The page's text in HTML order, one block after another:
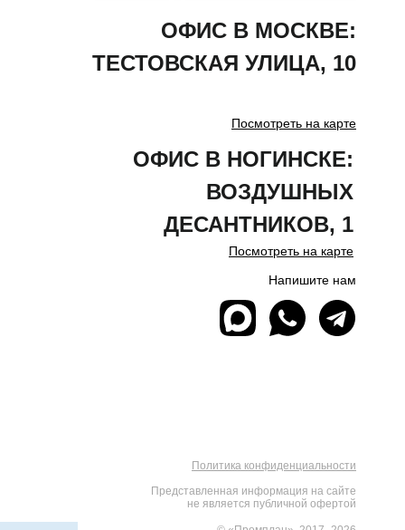
ОФИС В МОСКВЕ:
ТЕСТОВСКАЯ УЛИЦА, 10
Напишите нам
ОФИС В НОГИНСКЕ:
ВОЗДУШНЫХ
ДЕСАНТНИКОВ, 1
Посмотреть на карте
Посмотреть на карте
Представленная информация на сайте
не является публичной офертой
Политика конфиденциальности